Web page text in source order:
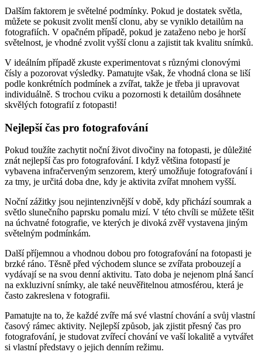
Dalším faktorem je světelné podmínky. Pokud je dostatek světla,
můžete se pokusit zvolit menší clonu, aby se vyniklo detailům na
fotografiích. V opačném případě, pokud je zataženo nebo je horší
světelnost, je vhodné zvolit vyšší clonu a zajistit tak kvalitu snímků.
V ideálním případě zkuste experimentovat s různými clonovými
čísly a pozorovat výsledky. Pamatujte však, že vhodná clona se liší
podle konkrétních podmínek a zvířat, takže je třeba ji upravovat
individuálně. S trochou cviku a pozornosti k detailům dosáhnete
skvělých fotografií z fotopasti!
Nejlepší čas pro fotografování
Pokud toužíte zachytit noční život divočiny na fotopasti, je důležité
znát nejlepší čas pro fotografování. I když většina fotopastí je
vybavena infračerveným senzorem, který umožňuje fotografování i
za tmy, je určitá doba dne, kdy je aktivita zvířat mnohem vyšší.
Noční zážitky jsou nejintenzivnější v době, kdy přichází soumrak a
světlo slunečního paprsku pomalu mizí. V této chvíli se můžete těšit
na úchvatné fotografie, ve kterých je divoká zvěř vystavena jiným
světelným podmínkám.
Další příjemnou a vhodnou dobou pro fotografování na fotopasti je
brzké ráno. Těsně před východem slunce se zvířata probouzejí a
vydávají se na svou denní aktivitu. Tato doba je nejenom plná šancí
na exkluzivní snímky, ale také neuvěřitelnou atmosférou, která je
často zakreslena v fotografii.
Pamatujte na to, že každé zvíře má své vlastní chování a svůj vlastní
časový rámec aktivity. Nejlepší způsob, jak zjistit přesný čas pro
fotografování, je studovat zvířecí chování ve vaší lokalitě a vytvářet
si vlastní představy o jejich denním režimu.